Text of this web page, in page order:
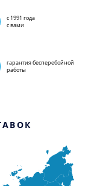
с 1991 года
с вами
гарантия бесперебойной
работы